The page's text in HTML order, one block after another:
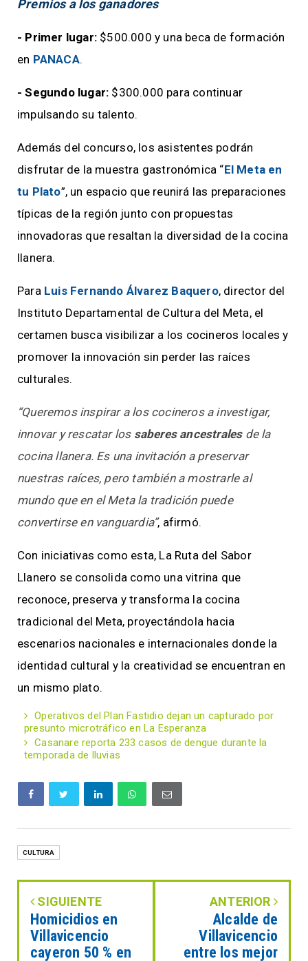
Premios a los ganadores
- Primer lugar: $500.000 y una beca de formación
en PANACA.
- Segundo lugar: $300.000 para continuar
impulsando su talento.
Además del concurso, los asistentes podrán
disfrutar de la muestra gastronómica “El Meta en
tu Plato”, un espacio que reunirá las preparaciones
típicas de la región junto con propuestas
innovadoras que resaltan la diversidad de la cocina
llanera.
Para Luis Fernando Álvarez Baquero, director del
Instituto Departamental de Cultura del Meta, el
certamen busca visibilizar a los cocineros locales y
promover la innovación sin perder las raíces
culturales.
“Queremos inspirar a los cocineros a investigar,
innovar y rescatar los saberes ancestralesde la
cocina llanera. Es una invitación a preservar
nuestras raíces, pero también a mostrarle al
mundo que en el Meta la tradición puede
convertirse en vanguardia”, afirmó.
Con iniciativas como esta, La Ruta del Sabor
Llanero se consolida como una vitrina que
reconoce, preserva y transforma la cocina
tradicional del Meta, proyectándola hacia
escenarios nacionales e internacionales donde la
identidad cultural y la creatividad se encuentran en
un mismo plato.
Operativos del Plan Fastidio dejan un capturado por
presunto microtráfico en La Esperanza
Casanare reporta 233 casos de dengue durante la
temporada de lluvias
CULTURA
SIGUIENTE
Homicidios en
Villavicencio
cayeron 50 % en
ANTERIOR
Alcalde de
Villavicencio
entre los mejor